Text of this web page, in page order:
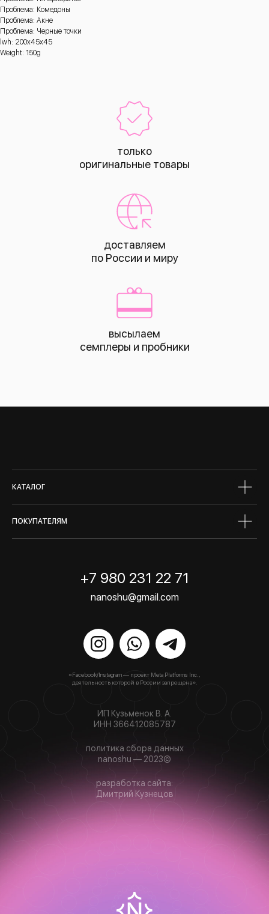
Проблема: Комедоны
Проблема: Акне
Проблема: Черные точки
lwh: 200x45x45
Weight: 150g
только
оригинальные товары
доставляем
по России и миру
высылаем
семплеры и пробники
КАТАЛОГ
ПОКУПАТЕЛЯМ
«Facebook/Instagram — проект Meta Platforms Inc.,
деятельность которой в России запрещена».
волосы
+7 980 231 22 71
nanoshu@gmail.com
ИП Кузьменок В. А.
ИНН 366412085787
разработка сайта:
Дмитрий Кузнецов
политика сбора данных
nanoshu — 2023©